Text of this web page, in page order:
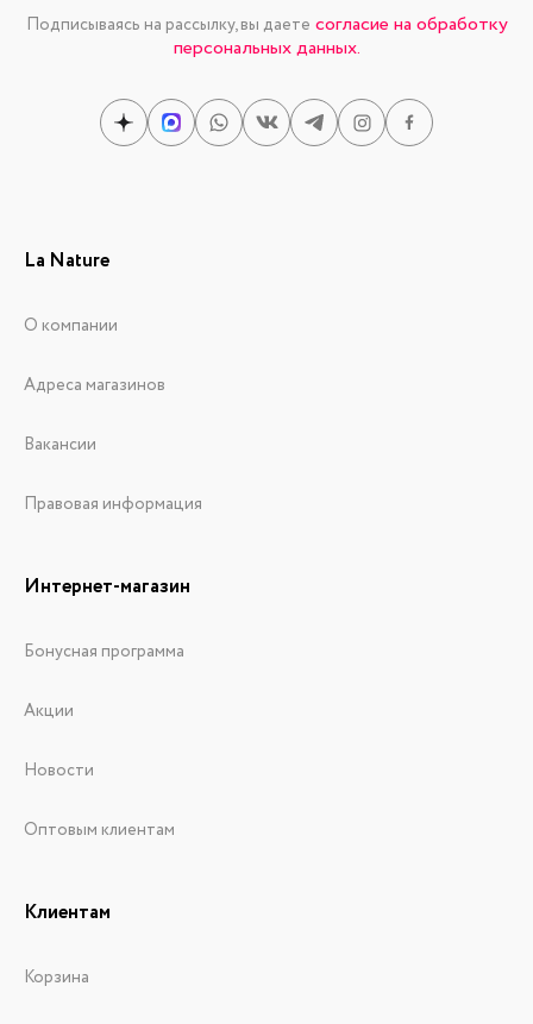
Подписываясь на рассылку, вы даете согласие на обработку
персональных данных.
La Nature
О компании
Адреса магазинов
Вакансии
Правовая информация
Интернет-магазин
Бонусная программа
Акции
Новости
Оптовым клиентам
Клиентам
Корзина